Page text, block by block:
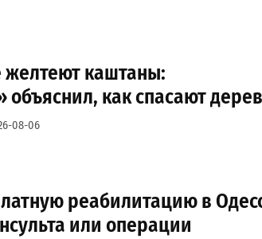
желтеют каштаны:
объяснил, как спасают
08-06
реабилитацию в
или операции